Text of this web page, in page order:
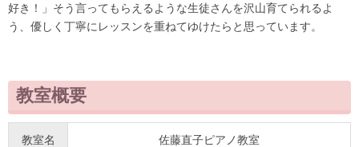
好き！」そう言ってもらえるような生徒さんを沢山育てられるよ
う、優しく丁寧にレッスンを重ねてゆけたらと思っています。
教室概要
教室名 佐藤直子ピアノ教室